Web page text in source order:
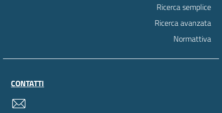
Ricerca semplice
Ricerca avanzata
Normattiva
CONTATTI